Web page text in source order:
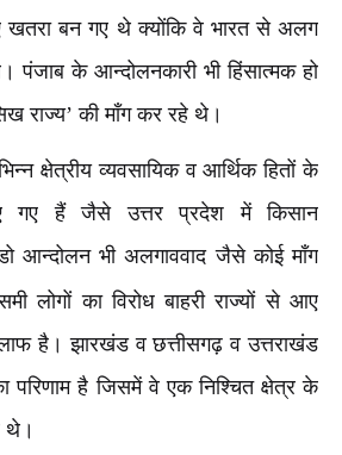
बन गए थे क्योंकि वे भारत से अलग
पंजाब के आन्दोलनकारी भी हिंसात्मक हो
राज्य’ की माँग कर रहे थे।
क्षेत्रीय व्यवसायिक व आर्थिक हितों के
गए हैं जैसे उत्तर प्रदेश में किसान
आन्दोलन भी अलगाववाद जैसे कोई माँग
लोगों का विरोध बाहरी राज्यों से आए
है। झारखंड व छत्तीसगढ़ व उत्तराखंड
परिणाम है जिसमें वे एक निश्चित क्षेत्र के
थे।